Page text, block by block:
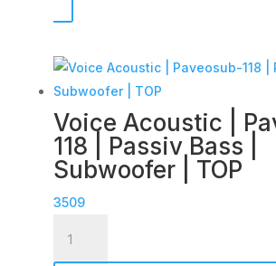
Set)
Menge
Voice Acoustic |
118 | Passiv Bass |
Subwoofer | TOP
3509
Acoustic